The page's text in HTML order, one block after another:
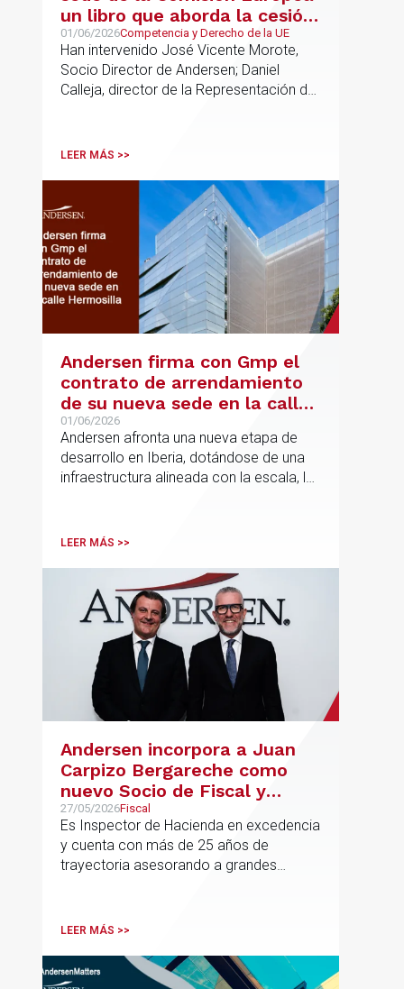
un libro que aborda la cesión
de soberanía y la primacía
del Derecho de la UE en las
constituciones europeas
01/06/2026Competencia y Derecho de la UE
Han intervenido José Vicente Morote,
Socio Director de Andersen; Daniel
Calleja, director de la Representación de
jurídico y académico
LEER MÁS >>
Andersen firma con Gmp el
contrato de arrendamiento
de su nueva sede en la calle
Hermosilla
01/06/2026
Andersen afronta una nueva etapa de
desarrollo en Iberia, dotándose de una
infraestructura alineada con la escala, la
LEER MÁS >>
Andersen incorpora a Juan
Carpizo Bergareche como
nuevo Socio de Fiscal y
responsable de la práctica
ibérica de Fiscalidad Local
27/05/2026Fiscal
Es Inspector de Hacienda en excedencia
y cuenta con más de 25 años de
trayectoria asesorando a grandes
principalmente en los sectores
medioambiental
LEER MÁS >>